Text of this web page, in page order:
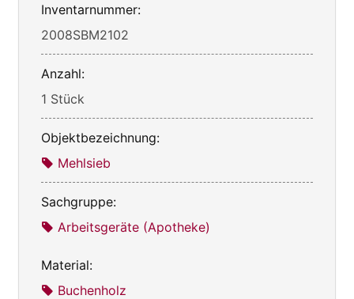
Inventarnummer:
2008SBM2102
Anzahl:
1 Stück
Objektbezeichnung:
Mehlsieb
Sachgruppe:
Arbeitsgeräte (Apotheke)
Material:
Buchenholz